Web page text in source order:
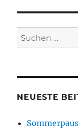
Suchen
nach:
NEUESTE